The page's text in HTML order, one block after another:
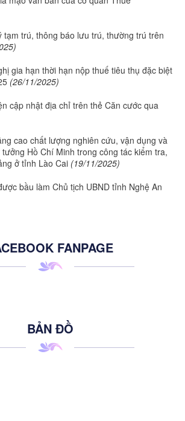
tạm trú, thông báo lưu trú, thường trú trên
gia hạn thời hạn nộp thuế tiêu thụ đặc biệt
(26/11/2025)
cập nhật địa chỉ trên thẻ Căn cước qua
cao chất lượng nghiên cứu, vận dụng và
Hồ Chí Minh trong công tác kiểm tra,
ở tỉnh Lào Cai (19/11/2025)
bầu làm Chủ tịch UBND tỉnh Nghệ An
FANPAGE
BẢN ĐỒ